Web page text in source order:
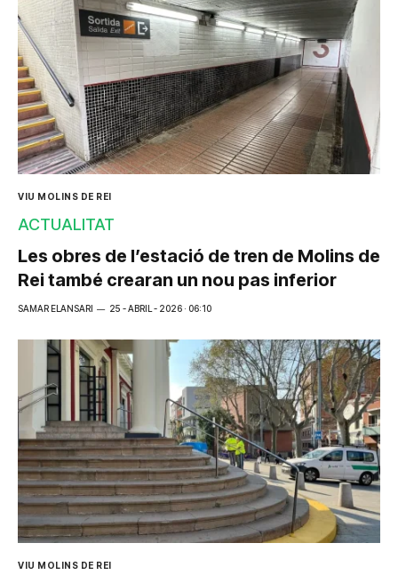
VIU MOLINS DE REI
ACTUALITAT
Les obres de l’estació de tren de Molins de
Rei també crearan un nou pas inferior
SAMAR ELANSARI 25 - ABRIL - 2026 · 06:10
VIU MOLINS DE REI